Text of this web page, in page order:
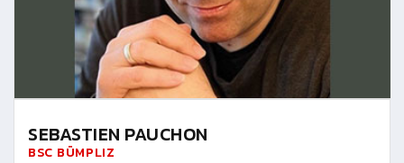
SEBASTIEN PAUCHON
BSC BÜMPLIZ